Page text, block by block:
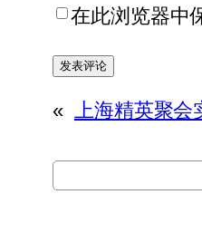
在此浏览器中
« 上海精英聚会